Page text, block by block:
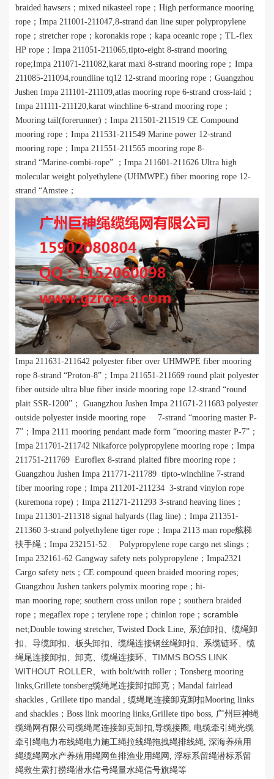
braided hawsers ； mixed nikasteel rope ； High performance mooring
rope； Impa 211001-211047,8-strand dan line super polypropylene
rope； stretcher rope ； koronakis rope ； kapa oceanic rope ； TL-flex
HP rope ； Impa 211051-211065,tipto-eight 8-strand mooring
rope;Impa 211071-211082,karat maxi 8-strand mooring rope； Impa
211085-211094,roundline tq12 12-strand mooring rope； Guangzhou
Jushen Impa 211101-211109,atlas mooring rope 6-strand cross-laid；
Impa 211111-211120,karat winchline 6-strand mooring rope；
Mooring tail(forerunner)； Impa 211501-211519 CE Compound
mooring rope； Impa 211531-211549 Marine power 12-strand
mooring rope； Impa 211551-211565 mooring rope 8-
strand “Marine-combi-rope” ； Impa 211601-211626 Ultra high
molecular weight polyethylene (UHMWPE) fiber mooring rope 12-
strand “Amstee；
Impa 211631-211642 polyester fiber over UHMWPE fiber mooring
rope 8-strand “Proton-8” ； Impa 211651-211669 round plait polyester
fiber outside ultra blue fiber inside mooring rope 12-strand “round
plait SSR-1200” ； Guangzhou Jushen Impa 211671-211683 polyester
outside polyester inside mooring rope 7-strand “mooring master P-
7” ； Impa 2111 mooring pendant made form “mooring master P-7” ；
Impa 211701-211742 Nikaforce polypropylene mooring rope； Impa
211751-211769 Euroflex 8-strand plaited fibre mooring rope；
Guangzhou Jushen Impa 211771-211789 tipto-winchline 7-strand
fiber mooring rope； Impa 211201-211234 3-strand vinylon rope
(kuremona rope)； Impa 211271-211293 3-strand heaving lines；
Impa 211301-211318 signal halyards (flag line)； Impa 211351-
211360 3-strand polyethylene tiger rope； Impa 2113 man rope舷梯
扶手绳； Impa 232151-52 Polypropylene rope cargo net slings ；
Impa 232161-62 Gangway safety nets polypropylene ； Impa2321
Cargo safety nets ； CE compound queen braided mooring ropes;
Guangzhou Jushen tankers polymix mooring rope ； hi-
man mooring rope; southern cross unilon rope； southern braided
rope ； megaflex rope ； terylene rope ； chinlon rope ； scramble
net;Double towing stretcher, Twisted Dock Line
系泊卸扣、缆绳卸
扣、导缆卸扣、板头卸扣、缆绳连接钢丝绳卸扣、系缆链环、缆
绳尾连接卸扣、卸克、缆绳连接环、 TIMMS BOSS LINK
WITHOUT ROLLER
with bolt/with roller； Tonsberg mooring
links,Grillete tonsberg缆绳尾连接卸扣卸克； Mandal fairlead
shackles , Grillete tipo mandal , 缆绳尾连接卸克卸扣Mooring links
and shackles ； Boss link mooring links,Grillete tipo boss,
广州巨神绳
缆绳网有限公司缆绳尾连接卸克卸扣 导缆接圈
电缆牵引绳光缆
牵引绳电力布线绳电力施工绳拉线绳拖拽绳排线绳, 深海养殖用
绳缆绳网水产养殖用绳网鱼排渔业用绳网,
浮标系留绳潜标系留
绳救生索打捞绳潜水信号绳量水绳信号旗绳等